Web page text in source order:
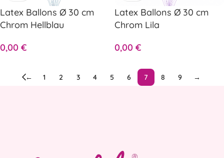
Latex Ballons Ø 30 cm
Chrom Hellblau
0,00 €
Latex Ballons Ø 30 cm
Chrom Lila
0,00 €
← 1 2 3 4 5 6 7 8 9 →